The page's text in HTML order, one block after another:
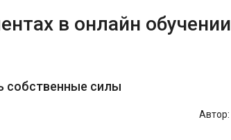
в онлайн обучении
собственные силы
Автор: